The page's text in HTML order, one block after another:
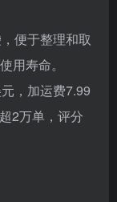
便于整理和取
用寿命。
，加运费7.99
2万单，评分